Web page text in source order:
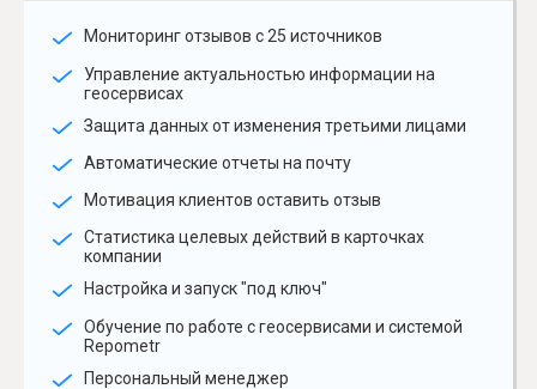
Мониторинг отзывов с 25 источников
Управление актуальностью информации на
геосервисах
Защита данных от изменения третьими лицами
Автоматические отчеты на почту
Мотивация клиентов оставить отзыв
Статистика целевых действий в карточках
компании
Настройка и запуск "под ключ"
Обучение по работе с геосервисами и системой
Repometr
Персональный менеджер